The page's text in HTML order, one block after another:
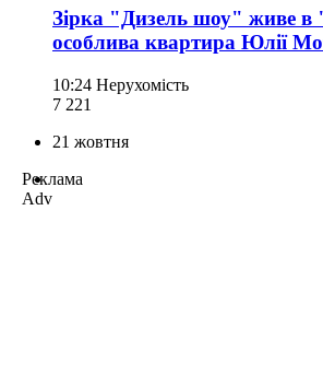
Зірка "Дизель шоу" живе в
особлива квартира Юлії
10:24 Нерухомість
7 221
21 жовтня
Реклама
Adv